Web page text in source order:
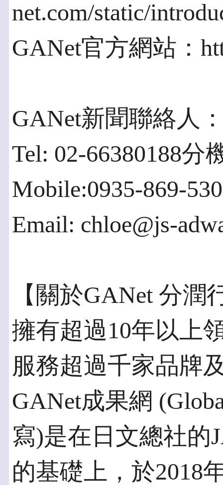
net.com/static/
GANet官方網站：
GANet新聞聯絡人
Tel: 02-66380188分
Mobile:0935-869-530
Email: chloe@js-
【關於GANet 分潤
擁有超過10年以上
服務超過千家品牌
GANet成果網
寫)是在日文總社的
的基礎上，於2018